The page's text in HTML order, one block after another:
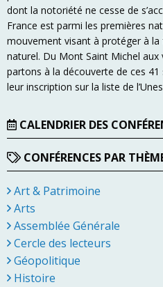
dont la notoriété ne cesse de
France est parmi les premières
mouvement visant à protéger à
naturel. Du Mont Saint Michel
partons à la découverte de ces
leur inscription sur la liste de
CALENDRIER DES
CONFÉRENCES PAR
Art & Patrimoine
Arts
Assemblée Générale
Cercle des lecteurs
Géopolitique
Histoire